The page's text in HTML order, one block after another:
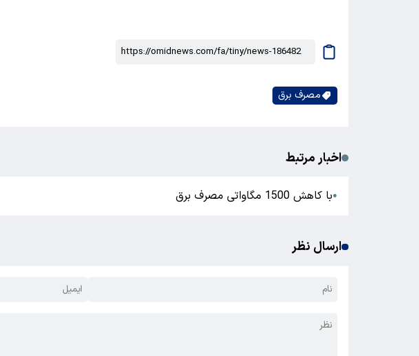
مصرف برق
اخبار مرتبط
●با کاهش 1500 مگاواتی مصرف برق
ارسال نظر